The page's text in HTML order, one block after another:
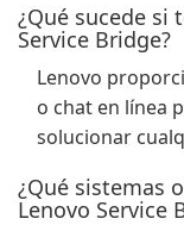
¿Qué sucede si
Service Bridge?
Lenovo
o chat en línea
solucionar
¿Qué sistemas
Lenovo Service